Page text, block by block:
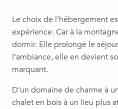
Le choix de l’hébergement
expérience. Car à la
dormir. Elle prolonge le
l’ambiance, elle en devient
marquant.
D’un domaine de charme à
chalet en bois à un lieu plus